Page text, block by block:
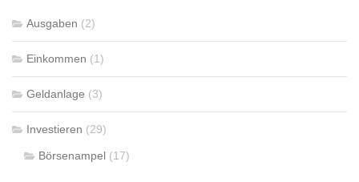
Ausgaben (2)
Einkommen (1)
Geldanlage (3)
Investieren (29)
Börsenampel (17)